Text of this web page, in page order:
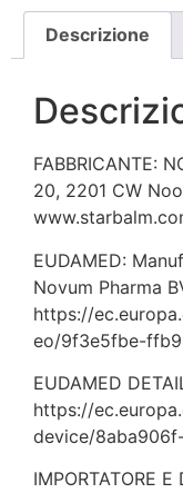
Descrizione
FABBRICANTE:
20, 2201 CW
EUDAMED:
Novum Pharma
https://
eo/9f3e5fbe-
EUDAMED
https://
device/
IMPORTATORE E